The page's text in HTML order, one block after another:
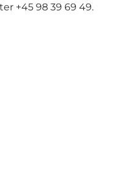
+45 98 39 69 49.